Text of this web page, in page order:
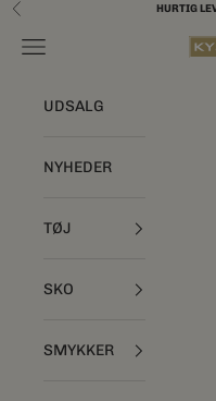
Spring til indhold
Forrige HURTIG
Åbn navigationsmenu
UDSALG
NYHEDER
TØJ
SKO
SMYKKER